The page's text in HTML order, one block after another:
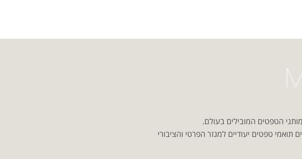
הטפטים המובילים בעולם.
טפטים יעודיים למגזר הפרטי והציבורי